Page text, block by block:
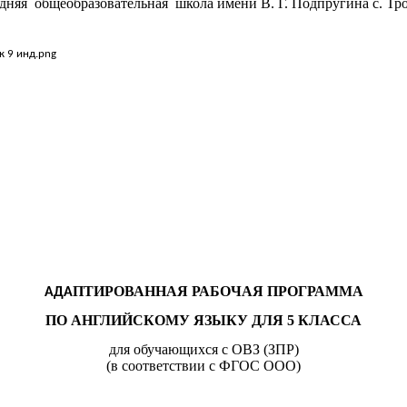
АДАПТИРОВАННАЯ РАБОЧАЯ ПРОГРАММА
ПО АНГЛИЙСКОМУ ЯЗЫКУ ДЛЯ 5 КЛАССА
для обучающихся с ОВЗ (ЗПР)
(в соответствии с ФГОС ООО)